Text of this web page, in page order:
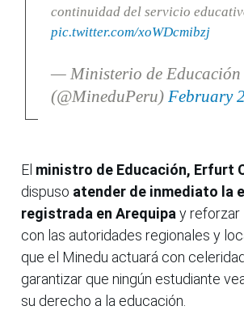
continuidad del servicio
pic.twitter.com/xoWDcmibzj
— Ministerio de Educación
(@MineduPeru) February
El ministro de Educación, Erfurt
dispuso atender de inmediato la
registrada en Arequipay reforzar
con las autoridades regionales y
que el Minedu actuará con
garantizar que ningún estudiante
su derecho a la educación.